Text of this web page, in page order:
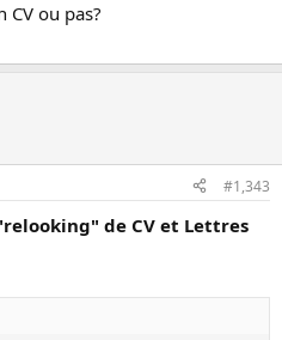
CV ou pas?
#1,343
"relooking" de CV et Lettres